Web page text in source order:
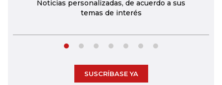
Noticias personalizadas, de acuerdo a sus
temas de interés
SUSCRÍBASE YA